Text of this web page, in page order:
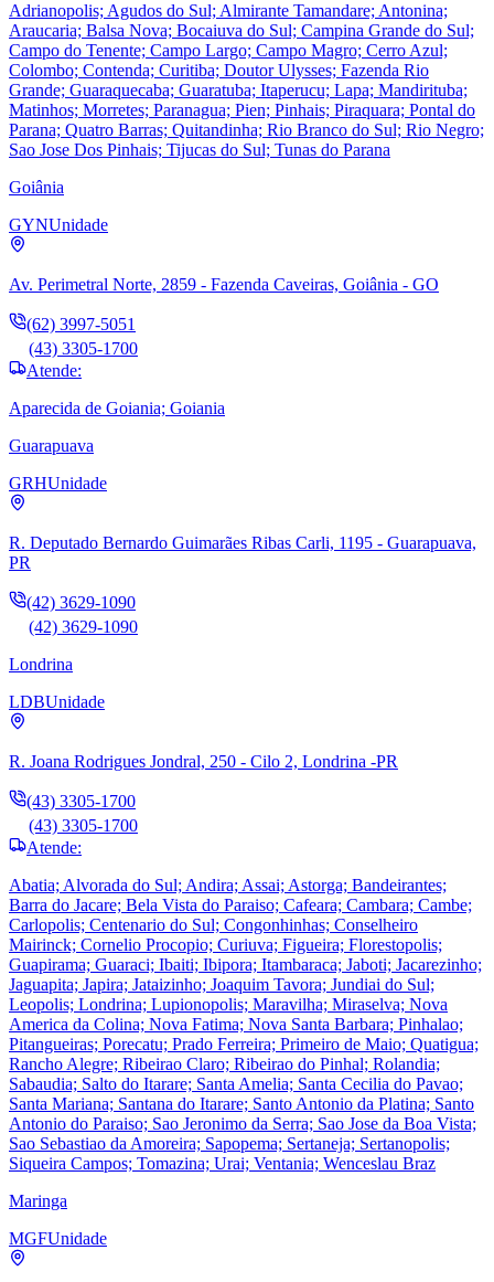
Adrianopolis; Agudos do Sul; Almirante Tamandare; Antonina;
Araucaria; Balsa Nova; Bocaiuva do Sul; Campina Grande do Sul;
Campo do Tenente; Campo Largo; Campo Magro; Cerro Azul;
Colombo; Contenda; Curitiba; Doutor Ulysses; Fazenda Rio
Grande; Guaraquecaba; Guaratuba; Itaperucu; Lapa; Mandirituba;
Matinhos; Morretes; Paranagua; Pien; Pinhais; Piraquara; Pontal do
Parana; Quatro Barras; Quitandinha; Rio Branco do Sul; Rio Negro;
Sao Jose Dos Pinhais; Tijucas do Sul; Tunas do Parana
Goiânia
GYNUnidade
Av. Perimetral Norte, 2859 - Fazenda Caveiras, Goiânia - GO
(62) 3997-5051
(43) 3305-1700
Atende:
Aparecida de Goiania; Goiania
Guarapuava
GRHUnidade
R. Deputado Bernardo Guimarães Ribas Carli, 1195 - Guarapuava,
PR
(42) 3629-1090
(42) 3629-1090
Londrina
LDBUnidade
R. Joana Rodrigues Jondral, 250 - Cilo 2, Londrina -PR
(43) 3305-1700
(43) 3305-1700
Atende:
Abatia; Alvorada do Sul; Andira; Assai; Astorga; Bandeirantes;
Barra do Jacare; Bela Vista do Paraiso; Cafeara; Cambara; Cambe;
Carlopolis; Centenario do Sul; Congonhinhas; Conselheiro
Mairinck; Cornelio Procopio; Curiuva; Figueira; Florestopolis;
Guapirama; Guaraci; Ibaiti; Ibipora; Itambaraca; Jaboti; Jacarezinho;
Jaguapita; Japira; Jataizinho; Joaquim Tavora; Jundiai do Sul;
Leopolis; Londrina; Lupionopolis; Maravilha; Miraselva; Nova
America da Colina; Nova Fatima; Nova Santa Barbara; Pinhalao;
Pitangueiras; Porecatu; Prado Ferreira; Primeiro de Maio; Quatigua;
Rancho Alegre; Ribeirao Claro; Ribeirao do Pinhal; Rolandia;
Sabaudia; Salto do Itarare; Santa Amelia; Santa Cecilia do Pavao;
Santa Mariana; Santana do Itarare; Santo Antonio da Platina; Santo
Antonio do Paraiso; Sao Jeronimo da Serra; Sao Jose da Boa Vista;
Sao Sebastiao da Amoreira; Sapopema; Sertaneja; Sertanopolis;
Siqueira Campos; Tomazina; Urai; Ventania; Wenceslau Braz
Maringa
MGFUnidade